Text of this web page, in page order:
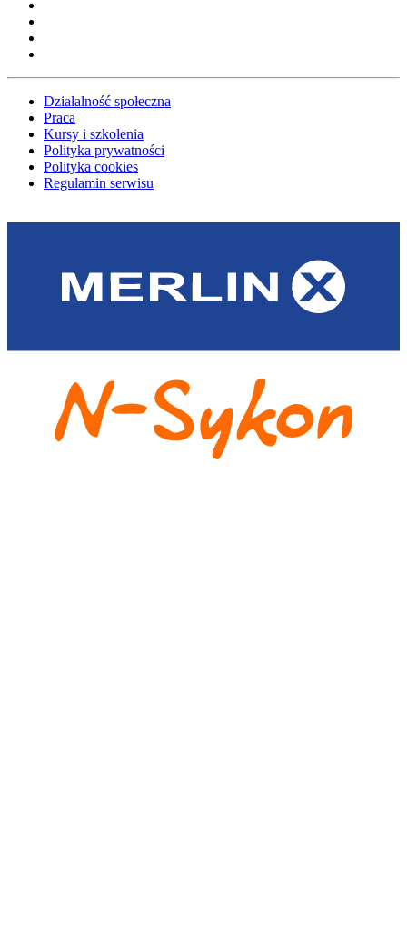
Działalność społeczna
Praca
Kursy i szkolenia
Polityka prywatności
Polityka cookies
Regulamin serwisu